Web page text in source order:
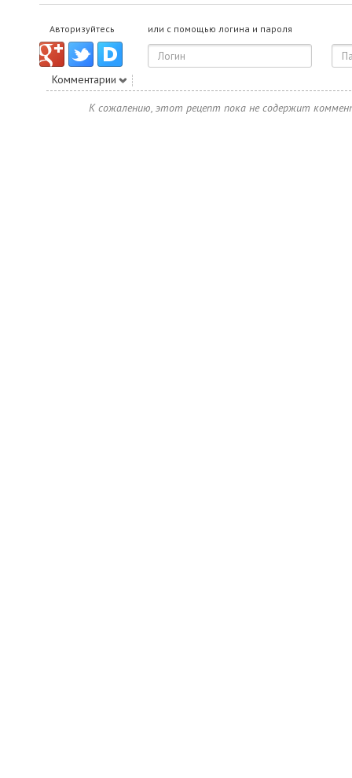
Авторизуйтесь или с помощью логина и пароля
Комментарии
К сожалению, этот рецепт пока не содержит